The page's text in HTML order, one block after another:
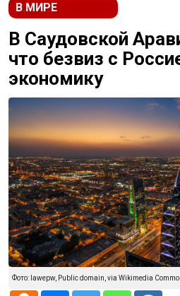
В МИРЕ
В Саудовской
что безвиз с
экономику
Фото: lawepw, Public domain, via Wikimedia